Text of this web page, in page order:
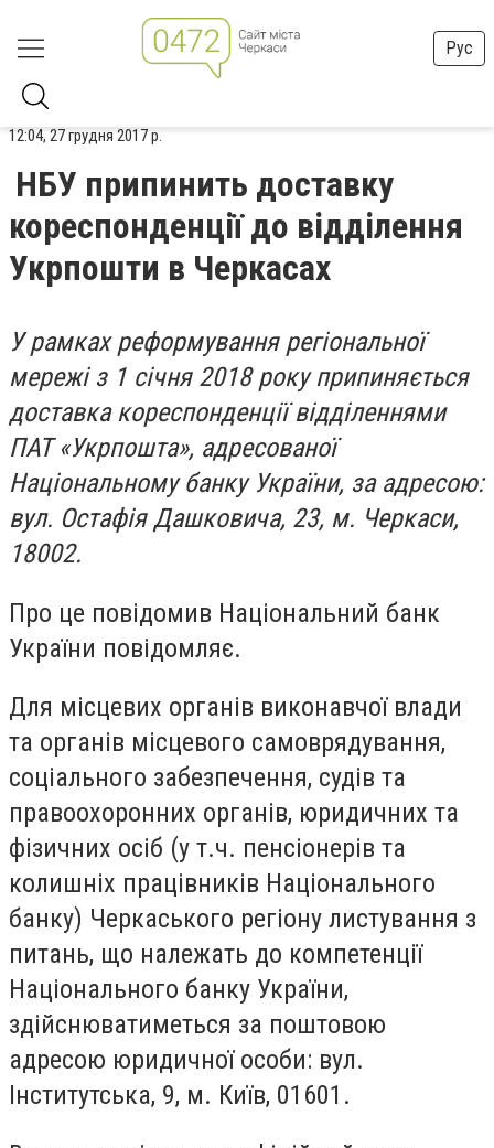
Рус
12:04, 27 грудня 2017 р.
НБУ припинить доставку
кореспонденції до відділення
Укрпошти в Черкасах
У рамках реформування регіональної
мережі з 1 січня 2018 року припиняється
доставка кореспонденції відділеннями
ПАТ «Укрпошта», адресованої
Національному банку України, за адресою:
вул. Остафія Дашковича, 23, м. Черкаси,
18002.
Про це повідомив Національний банк
України повідомляє.
Для місцевих органів виконавчої влади
та органів місцевого самоврядування,
соціального забезпечення, судів та
правоохоронних органів, юридичних та
фізичних осіб (у т.ч. пенсіонерів та
колишніх працівників Національного
банку) Черкаського регіону листування з
питань, що належать до компетенції
Національного банку України,
здійснюватиметься за поштовою
адресою юридичної особи: вул.
Інститутська, 9, м. Київ, 01601.